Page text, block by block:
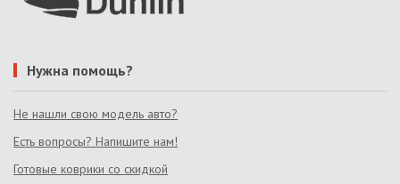
Нужна помощь?
Не нашли свою модель авто?
Есть вопросы? Напишите нам!
Готовые коврики со скидкой